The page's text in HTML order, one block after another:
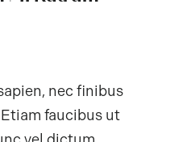
nec finibus
faucibus ut